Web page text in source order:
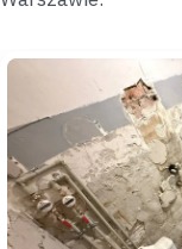
Uszczelnione
Targówek
„Zardzewiały
wody w całym
Po diagnozie na
ocynku na PEX —
mieszkaniu.